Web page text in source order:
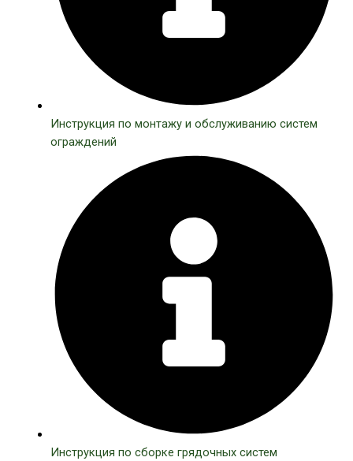
Инструкция по монтажу и обслуживанию систем
ограждений
Инструкция по сборке грядочных систем